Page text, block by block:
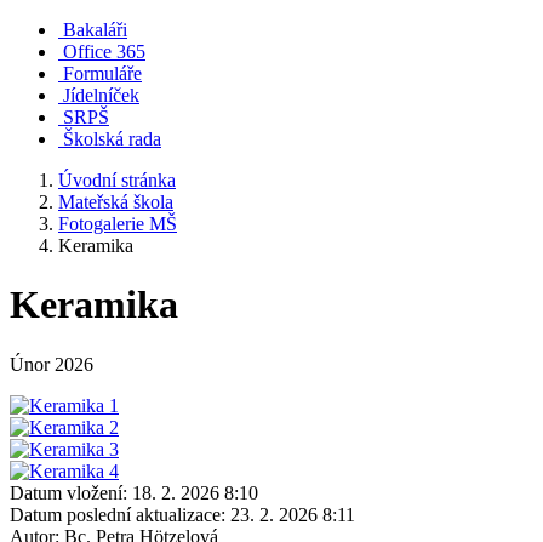
Bakaláři
Office 365
Formuláře
Jídelníček
SRPŠ
Školská rada
Úvodní stránka
Mateřská škola
Fotogalerie MŠ
Keramika
Keramika
Únor 2026
Datum vložení: 18. 2. 2026 8:10
Datum poslední aktualizace: 23. 2. 2026 8:11
Autor: Bc. Petra Hötzelová